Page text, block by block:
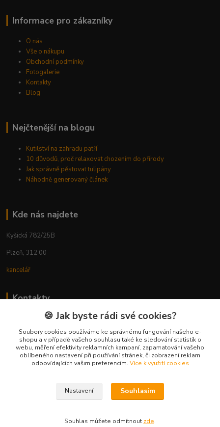
Informace pro zákazníky
O nás
Vše o nákupu
Obchodní podmínky
Fotogalerie
Kontakty
Blog
Nejčtenější na blogu
Kutilství na zahradu patří
10 důvodů, proč relaxovat chozením do přírody
Jak správně pěstovat tulipány
Náhodně generovaný článek
Kde nás najdete
Kyšická 782/25B
Plzeň, 312 00
kancelář
Kontakty
Ing. Michal Vaněk
+420 603 332 100
(Po-Pá, 10-17 hod.)
info@vyhodnynakup.eu
🍪 Jak byste rádi své cookies?
Soubory cookies používáme ke správnému fungování našeho e-
shopu a v případě vašeho souhlasu také ke sledování statistik o
webu, měření efektivity reklamních kampaní, zapamatování vašeho
oblíbeného nastavení při používání stránek, či zobrazení reklam
odpovídajících vašim preferencím. Více k využití cookies
Nastavení Souhlasím
Souhlas můžete odmítnout zde.